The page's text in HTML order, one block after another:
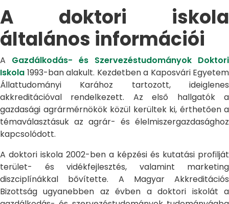
A doktori iskola
általános információi
A Gazdálkodás- és Szervezéstudományok Doktori
Iskola 1993-ban alakult. Kezdetben a Kaposvári Egyetem
Állattudományi Karához tartozott, ideiglenes
akkreditációval rendelkezett. Az első hallgatók a
gazdasági agrármérnökök közül kerültek ki, érthetően a
témaválasztásuk az agrár- és élelmiszergazdasághoz
kapcsolódott.
A doktori iskola 2002-ben a képzési és kutatási profilját
terület- és vidékfejlesztés, valamint marketing
diszciplínákkal bővítette. A Magyar Akkreditációs
Bizottság ugyanebben az évben a doktori iskolát a